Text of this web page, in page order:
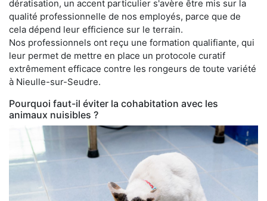
dératisation, un accent particulier s'avère être mis sur la
qualité professionnelle de nos employés, parce que de
cela dépend leur efficience sur le terrain.
Nos professionnels ont reçu une formation qualifiante, qui
leur permet de mettre en place un protocole curatif
extrêmement efficace contre les rongeurs de toute variété
à Nieulle-sur-Seudre.
Pourquoi faut-il éviter la cohabitation avec les
animaux nuisibles ?